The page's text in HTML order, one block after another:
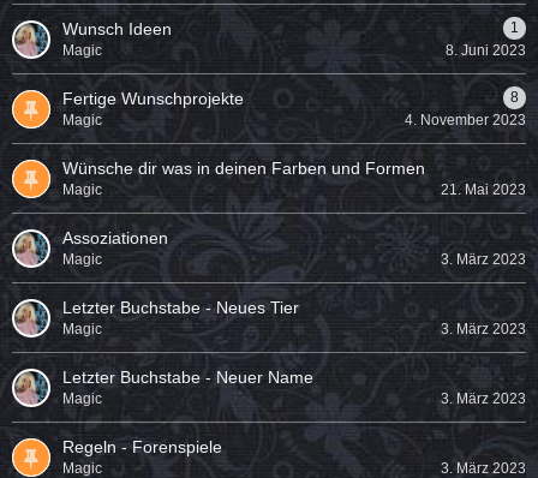
Wunsch Ideen
1
Magic
8. Juni 2023
Fertige Wunschprojekte
8
Magic
4. November 2023
Wünsche dir was in deinen Farben und Formen
Magic 21. Mai 2023
Assoziationen
Magic 3. März 2023
Letzter Buchstabe - Neues Tier
Magic 3. März 2023
Letzter Buchstabe - Neuer Name
Magic 3. März 2023
Regeln - Forenspiele
Magic 3. März 2023